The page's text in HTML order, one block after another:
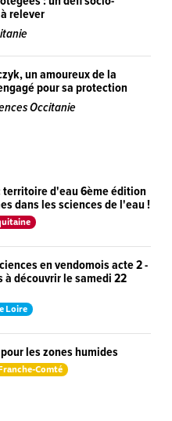
relever
un amoureux de la
pour sa protection
Occitanie
territoire d'eau 6ème édition
dans les sciences de l'eau !
en vendomois acte 2 -
à découvrir le samedi 22
Loire
les zones humides
Comté